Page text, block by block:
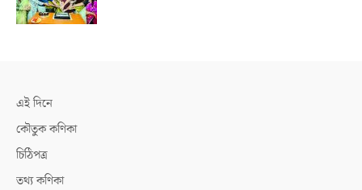
এই দিনে
কৌতুক কণিকা
চিঠিপত্র
তথ্য কণিকা